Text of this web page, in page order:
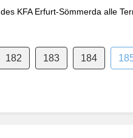
KFA Erfurt-Sömmerda alle
182 183 184